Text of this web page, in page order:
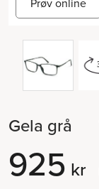
Gela grå
925 kr